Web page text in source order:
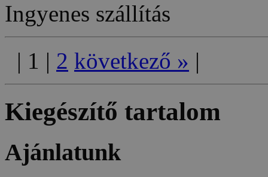
Ingyenes szállítás
| 1 | 2 következő » |
Kiegészítő tartalom
Ajánlatunk